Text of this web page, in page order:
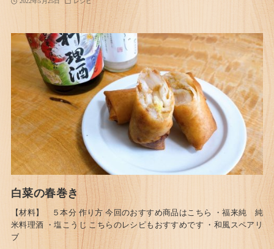
白菜の春巻き
【材料】 ５本分 作り方 今回のおすすめ商品はこちら ・福来純 純
米料理酒 ・塩こうじ こちらのレシピもおすすめです ・和風スペアリ
ブ